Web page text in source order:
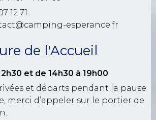
12 71
esperance.fr
de l'Accueil
et de 14h30 à 19h00
et départs pendant la pause
merci d’appeler sur le portier de